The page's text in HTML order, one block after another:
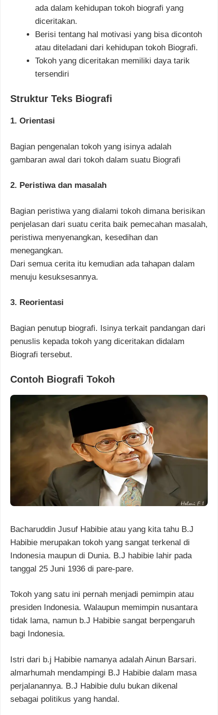
ada dalam kehidupan tokoh biografi yang
diceritakan.
Berisi tentang hal motivasi yang bisa dicontoh
atau diteladani dari kehidupan tokoh Biografi.
Tokoh yang diceritakan memiliki daya tarik
tersendiri
Struktur Teks Biografi
1. Orientasi
Bagian pengenalan tokoh yang isinya adalah
gambaran awal dari tokoh dalam suatu Biografi
2. Peristiwa dan masalah
Bagian peristiwa yang dialami tokoh dimana berisikan
penjelasan dari suatu cerita baik pemecahan masalah,
peristiwa menyenangkan, kesedihan dan
menegangkan.
Dari semua cerita itu kemudian ada tahapan dalam
menuju kesuksesannya.
3. Reorientasi
Bagian penutup biografi. Isinya terkait pandangan dari
penuslis kepada tokoh yang diceritakan didalam
Biografi tersebut.
Contoh Biografi Tokoh
Bacharuddin Jusuf Habibie atau yang kita tahu B.J
Habibie merupakan tokoh yang sangat terkenal di
Indonesia maupun di Dunia. B.J habibie lahir pada
tanggal 25 Juni 1936 di pare-pare.
Tokoh yang satu ini pernah menjadi pemimpin atau
presiden Indonesia. Walaupun memimpin nusantara
tidak lama, namun b.J Habibie sangat berpengaruh
bagi Indonesia.
Istri dari b.j Habibie namanya adalah Ainun Barsari.
almarhumah mendampingi B.J Habibie dalam masa
perjalanannya. B.J Habibie dulu bukan dikenal
sebagai politikus yang handal.